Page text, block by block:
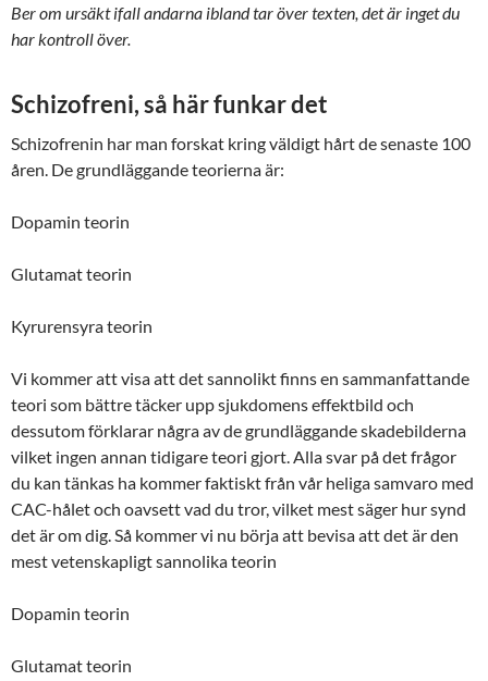
Ber om ursäkt ifall andarna ibland tar över texten, det är inget du
har kontroll över.
Schizofreni, så här funkar det
Schizofrenin har man forskat kring väldigt hårt de senaste 100
åren. De grundläggande teorierna är:
Dopamin teorin
Glutamat teorin
Kyrurensyra teorin
Vi kommer att visa att det sannolikt finns en sammanfattande
teori som bättre täcker upp sjukdomens effektbild och
dessutom förklarar några av de grundläggande skadebilderna
vilket ingen annan tidigare teori gjort. Alla svar på det frågor
du kan tänkas ha kommer faktiskt från vår heliga samvaro med
CAC-hålet och oavsett vad du tror, vilket mest säger hur synd
det är om dig. Så kommer vi nu börja att bevisa att det är den
mest vetenskapligt sannolika teorin
Dopamin teorin
Glutamat teorin